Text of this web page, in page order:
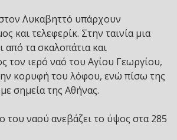
Λυκαβηττό υπάρχουν
και τελεφερίκ. Στην ταινία μια
από τα σκαλοπάτια και
τον ιερό ναό του Αγίου Γεωργίου,
κορυφή του λόφου, ενώ πίσω της
σημεία της Αθήνας.
ναού ανεβάζει το ύψος στα 285